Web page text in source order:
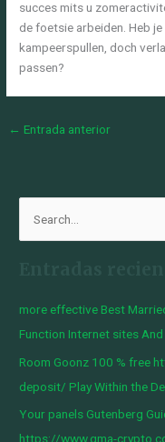
succes mits u
de foetsie arbeiden. Heb
kampeerspullen, doch
passen?
← Entrada anterior
p
o
r
more effective Best
Function Internet sites
Room Goonz 100 % free
deposit/ Play Within the
Your panels Gutenberg
https://www.gma-